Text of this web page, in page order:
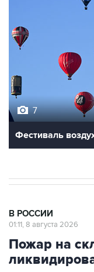
Фестиваль
Пожар на
Москва. 8